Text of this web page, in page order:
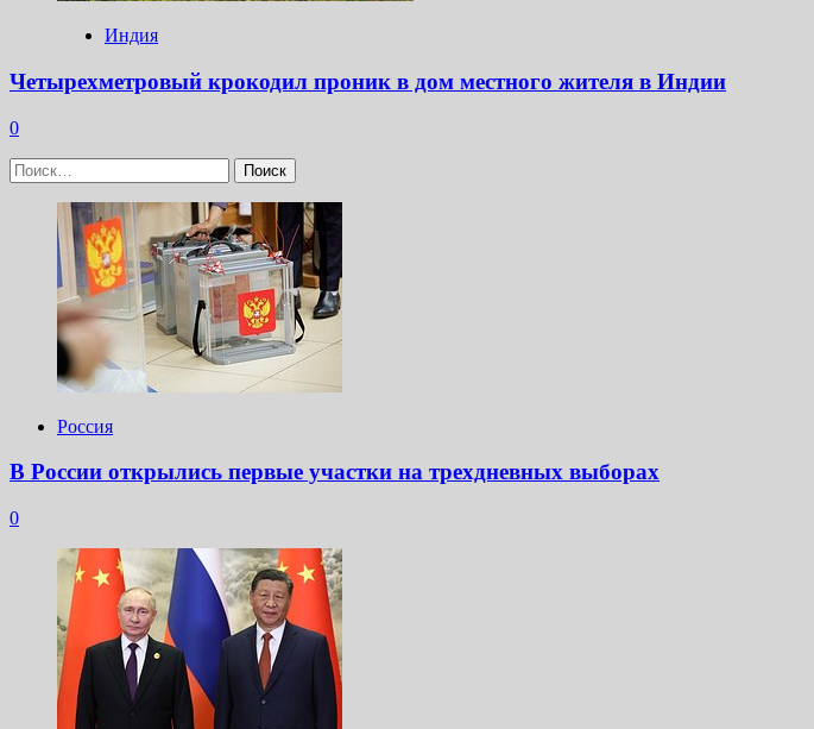
Индия
Четырехметровый крокодил проник в дом местного жителя в Индии
0
Найти:
Россия
В России открылись первые участки на трехдневных выборах
0